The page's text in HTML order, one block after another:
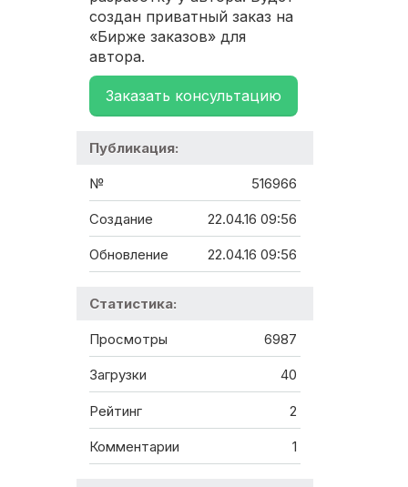
создан приватный заказ на
«Бирже заказов» для
автора.
Заказать консультацию
Публикация:
№ 516966
Создание 22.04.16 09:56
Обновление 22.04.16 09:56
Статистика:
Просмотры 6987
Загрузки 40
Рейтинг 2
Комментарии 1